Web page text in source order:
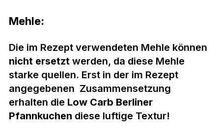
Mehle:
Die im Rezept verwendeten Mehle können
nicht ersetztwerden, da diese Mehle
starke quellen. Erst in der im Rezept
angegebenen Zusammensetzung
erhalten die Low Carb Berliner
Pfannkuchen diese luftige Textur!